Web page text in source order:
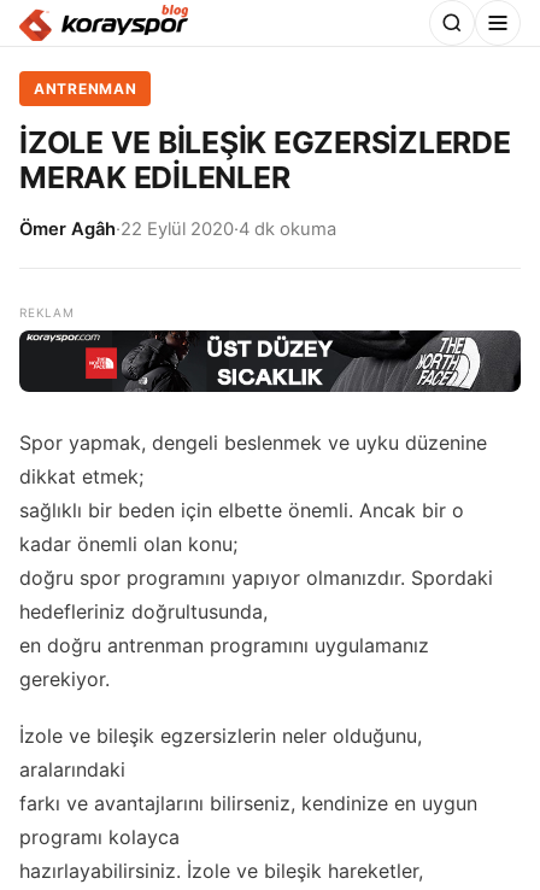
ANTRENMAN
İZOLE VE BİLEŞİK EGZERSİZLERDE
MERAK EDİLENLER
Ömer Agâh·22 Eylül 2020·4 dk okuma
Spor yapmak, dengeli beslenmek ve uyku düzenine
dikkat etmek;
sağlıklı bir beden için elbette önemli. Ancak bir o
kadar önemli olan konu;
doğru spor programını yapıyor olmanızdır. Spordaki
hedefleriniz doğrultusunda,
en doğru antrenman programını uygulamanız
gerekiyor.
İzole ve bileşik egzersizlerin neler olduğunu,
aralarındaki
farkı ve avantajlarını bilirseniz, kendinize en uygun
programı kolayca
hazırlayabilirsiniz. İzole ve bileşik hareketler,